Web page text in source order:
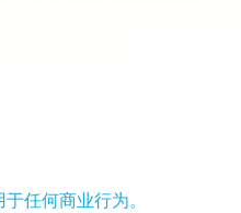
任何商业行为。